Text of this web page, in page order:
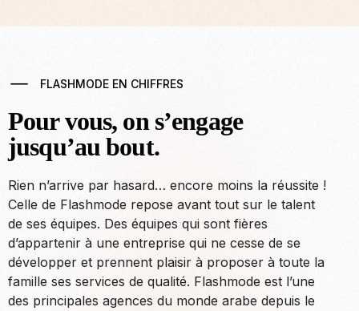
FLASHMODE EN CHIFFRES
Pour vous, on s’engage
jusqu’au bout.
Rien n’arrive par hasard… encore moins la réussite !
Celle de Flashmode repose avant tout sur le talent
de ses équipes. Des équipes qui sont fières
d’appartenir à une entreprise qui ne cesse de se
développer et prennent plaisir à proposer à toute la
famille ses services de qualité. Flashmode est l’une
des principales agences du monde arabe depuis le